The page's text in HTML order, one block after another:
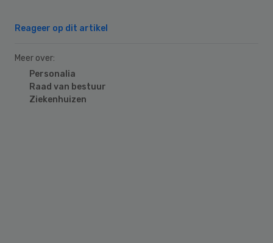
Reageer op dit artikel
Meer over:
Personalia
Raad van bestuur
Ziekenhuizen